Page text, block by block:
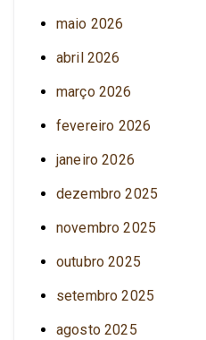
maio 2026
abril 2026
março 2026
fevereiro 2026
janeiro 2026
dezembro 2025
novembro 2025
outubro 2025
setembro 2025
agosto 2025